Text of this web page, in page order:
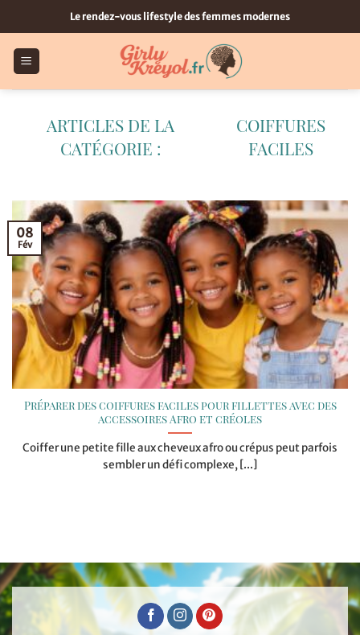
au
contenu
Le rendez-vous lifestyle des femmes modernes
COIFFURES
FACILES
Préparer des coiffures faciles pour fillettes avec des
accessoires Afro et créoles
Coiffer une petite fille aux cheveux afro ou crépus peut parfois
sembler un défi complexe, [...]
08
Fév